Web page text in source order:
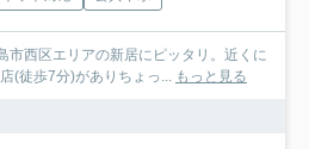
市西区エリアの新居にピッタリ。近くに
(徒歩7分)がありちょっ... もっと見る